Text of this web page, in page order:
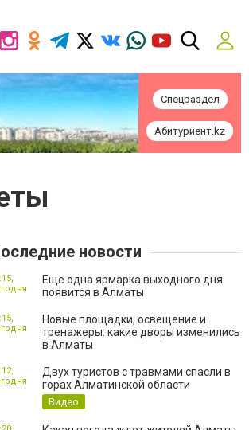
Спецраздел
Абитуриент.kz
новости
Еще одна ярмарка выходного дня
появится в Алматы
Новые площадки, освещение и
тренажеры: какие дворы изменились
в Алматы
Двух туристов с травмами спасли в
горах Алматинской области
Видео